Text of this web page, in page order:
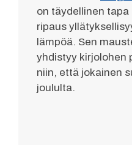
on täydellinen
ripaus
lämpöä. Sen
yhdistyy kirjolohen
niin, että jokainen
joululta.